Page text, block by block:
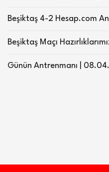
Beşiktaş 4-2 Hesap.com
Beşiktaş Maçı
Günün Antrenmanı |